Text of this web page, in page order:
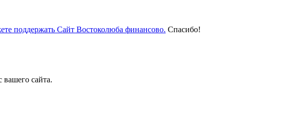
поддержать Сайт Востоколюба финансово. Спасибо!
вашего сайта.